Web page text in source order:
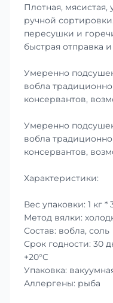
Плотная,
ручной
пересушки и
быстрая отправка
Умеренно
вобла
консервантов,
Умеренно
вобла
консервантов,
Характеристики:
Вес упаковки: 1 кг *
Метод вялки:
Состав: вобла, соль
Срок годности: 30
+20°C
Упаковка:
Аллергены: рыба